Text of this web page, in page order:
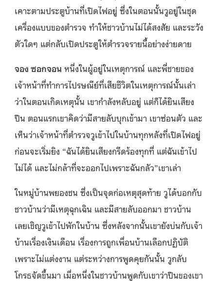
เคาะตามประตูบ้านที่เปิดไฟอยู่ ซึ่งในตอนนั้นวูอยู่ในชุด
เครื่องแบบของตำรวจ ทำให้ชาวบ้านไม่ได้สงสัย และระวัง
ตัวใดๆ แต่กลับเปิดประตูให้ตำรวจรายนี้อย่างง่ายดาย
จอง ซอกจอน หนึ่งในผู้อยู่ในเหตุการณ์ และพี่ชายของ
เจ้าหน้าที่ทำการไปรษณีย์ที่เสียชีวิตในเหตุการณ์นั้นเล่า
ว่าในตอนเกิดเหตุนั้น เขากำลังหลับอยู่ แต่ก็ได้ยินเสียง
ปืน ตอนแรกเขาคิดว่ามีสายลับบุกเข้ามา เขาซ่อนตัว และ
เห็นว่าเจ้าหน้าที่ตำรวจวูเข้าไปในบ้านทุกหลังที่เปิดไฟอยู่
ก่อนจะเริ่มยิง “ฉันได้ยินเสียงกรีดร้องทุกที่ แต่ฉันเข้าไป
ไม่ได้ และไม่กล้าที่จะออกไปเพราะฉันกลัว”เขาเล่า
ในหมู่บ้านพยองชน ซึ่งเป็นจุดก่อเหตุสุดท้าย วูได้บอกกับ
ชาวบ้านว่ามีเหตุฉุกเฉิน และมีสายลับออกมา ชาวบ้าน
เลยเชิญวูเข้าไปพักในบ้าน ซึ่งหลังจากนั้นเขายังบ่นกับเจ้า
บ้านเรื่องเงินเดือน เรื่องการถูกเพื่อนบ้านเลือกปฏิบัติ
เพราะไม่แต่งงาน แต่ระหว่างการพูดคุยกันนั้น วูกลับ
โกรธจัดขึ้นมา เมื่อหนึ่งในชาวบ้านพูดกับเขาว่าปืนของเขา